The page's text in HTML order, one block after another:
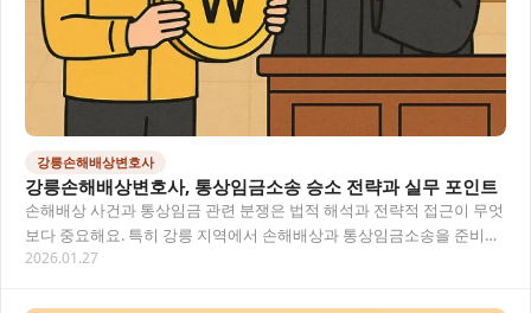
강릉손해배상변호사
강릉손해배상변호사, 통상임금소송 승소 전략과 실무 포인트
손해배상 사건과 통상임금 관련 분쟁은 법적 해석과 전략적 접근이 무엇
보다 중요해요. 특히 강릉 지역에서 손해배상과 통상임금소송을 준비하
신다면, 사건의 특성과 적절한 법적 대응 방안…
2026.01.27